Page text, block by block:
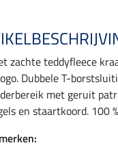
zachte teddyfleece
Dubbele T-
met geruit
en staartkoord. 100